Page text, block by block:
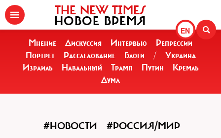
EN
THE NEW TIMES
НОВОЕ ВРЕМЯ
Мнение Дискуссия Интервью
Репрессии
Портрет
Расследование Блоги /
Украина
Израиль
Навальный Трамп Путин
Кремль
Дума
#НОВОСТИ #РОССИЯ/МИР